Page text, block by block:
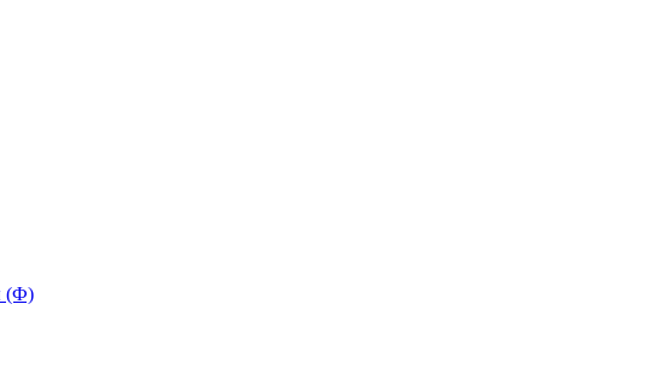
(Ф)